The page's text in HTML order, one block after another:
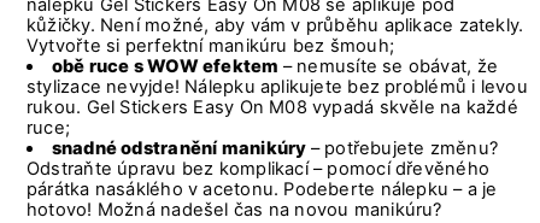
nálepku Gel Stickers Easy On M08 se aplikuje pod
kůžičky. Není možné, aby vám v průběhu aplikace zatekly.
Vytvořte si perfektní manikúru bez šmouh;
obě ruce s WOW efektem – nemusíte se obávat, že
stylizace nevyjde! Nálepku aplikujete bez problémů i levou
rukou. Gel Stickers Easy On M08 vypadá skvěle na každé
ruce;
snadné odstranění manikúry – potřebujete změnu?
Odstraňte úpravu bez komplikací – pomocí dřevěného
párátka nasáklého v acetonu. Podeberte nálepku – a je
hotovo! Možná nadešel čas na novou manikúru?